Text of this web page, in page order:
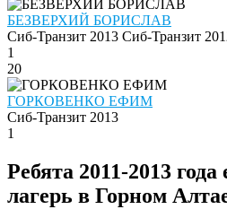
БЕЗВЕРХИЙ БОРИСЛАВ
Сиб-Транзит 2013 Сиб-Транзит
1
20
ГОРКОВЕНКО ЕФИМ
Сиб-Транзит 2013
1
Ребята 2011-2013
лагерь в Горном